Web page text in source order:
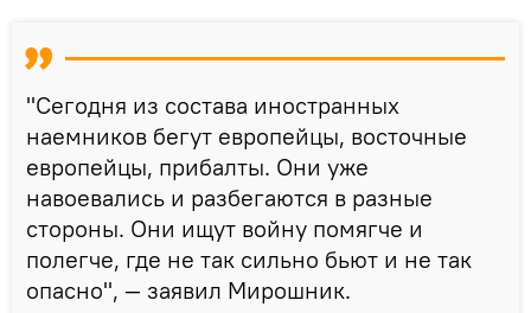
"Сегодня из состава иностранных
наемников бегут европейцы, восточные
европейцы, прибалты. Они уже
навоевались и разбегаются в разные
стороны. Они ищут войну помягче и
полегче, где не так сильно бьют и не так
опасно", — заявил Мирошник.